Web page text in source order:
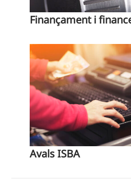
Finançament i
Avals ISBA